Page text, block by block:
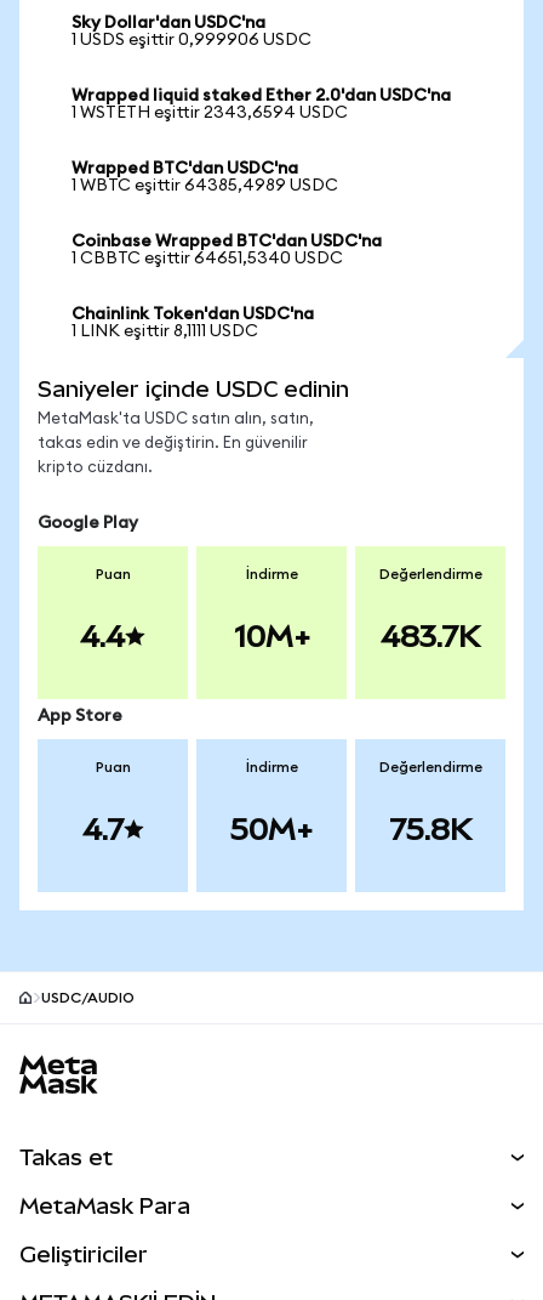
Sky Dollar'dan USDC'na
1 USDS eşittir 0,999906 USDC
Wrapped liquid staked Ether 2.0'dan USDC'na
1 WSTETH eşittir 2343,6594 USDC
Wrapped BTC'dan USDC'na
1 WBTC eşittir 64385,4989 USDC
Coinbase Wrapped BTC'dan USDC'na
1 CBBTC eşittir 64651,5340 USDC
Chainlink Token'dan USDC'na
1 LINK eşittir 8,1111 USDC
Saniyeler içinde USDC edinin
MetaMask'ta USDC satın alın, satın,
takas edin ve değiştirin. En güvenilir
kripto cüzdanı.
Google Play
Puan
4.4
İndirme
10M+
Değerlendirme
483.7K
App Store
Puan
4.7
İndirme
50M+
Değerlendirme
75.8K
USDC/AUDIO
Takas et
Perps
MetaMask Para
Geliştiriciler